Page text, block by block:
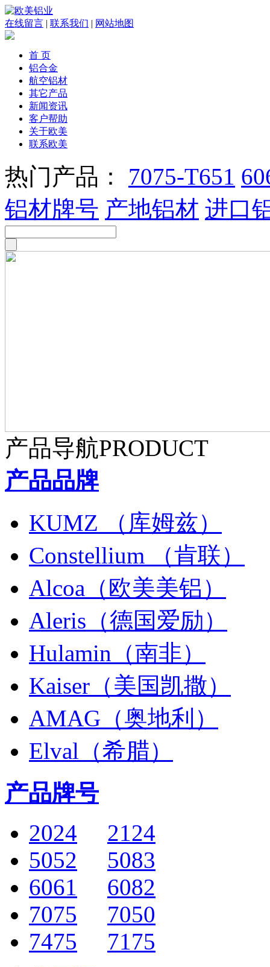
在线留言 | 联系我们 | 网站地图
首 页
铝合金
航空铝材
其它产品
新闻资讯
客户帮助
关于欧美
联系欧美
热门产品： 7075-T651
铝材牌号 产地铝材 进口
产品导航PRODUCT
产品品牌
KUMZ （库姆兹）
Constellium （肯联）
Alcoa（欧美美铝）
Aleris（德国爱励）
Hulamin（南非）
Kaiser（美国凯撒）
AMAG（奥地利）
Elval（希腊）
产品牌号
2024
2124
5052
5083
6061
6082
7075
7050
7475
7175